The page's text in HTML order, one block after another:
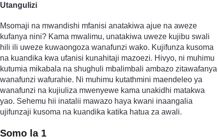
Utangulizi
Msomaji na mwandishi mfanisi anatakiwa ajue na aweze
kufanya nini? Kama mwalimu, unatakiwa uweze kujibu swali
hili ili uweze kuwaongoza wanafunzi wako. Kujifunza kusoma
na kuandika kwa ufanisi kunahitaji mazoezi. Hivyo, ni muhimu
kutumia mikabala na shughuli mbalimbali ambazo zitawafanya
wanafunzi wafurahie. Ni muhimu kutathmini maendeleo ya
wanafunzi na kujiuliza mwenyewe kama unakidhi matakwa
yao. Sehemu hii inatalii mawazo haya kwani inaangalia
ujifunzaji kusoma na kuandika katika hatua za awali.
Somo la 1